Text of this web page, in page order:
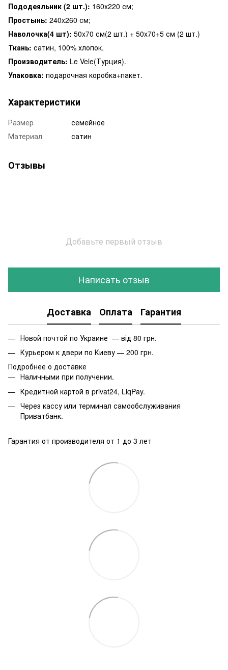
Пододеяльник (2 шт.): 160x220 см;
Простынь: 240x260 см;
Наволочка(4 шт): 50x70 см(2 шт.) + 50x70+5 см (2 шт.)
Ткань: сатин, 100% хлопок.
Производитель: Le Vele(Турция).
Упаковка: подарочная коробка+пакет.
Характеристики
Размер
семейное
Материал
сатин
Отзывы
Добавьте первый отзыв
Написать отзыв
Доставка Оплата Гарантия
Новой почтой по Украине — від 80 грн.
Курьером к двери по Киеву — 200 грн.
Подробнее о доставке
Наличными при получении.
Кредитной картой в privat24, LiqPay.
Через кассу или терминал самообслуживания
Приватбанк.
Гарантия от производителя от 1 до 3 лет